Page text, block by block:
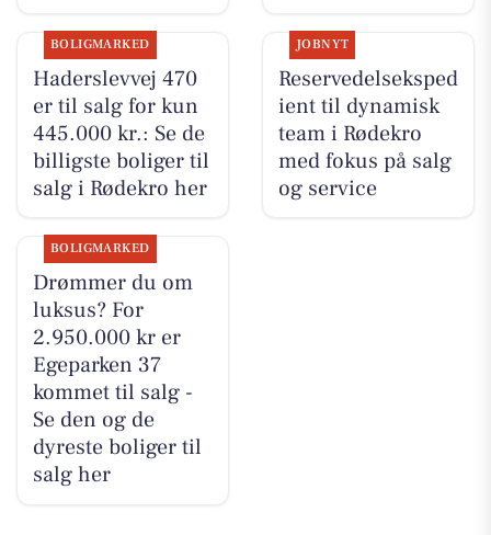
BOLIGMARKED
Haderslevvej 470
er til salg for kun
445.000 kr.: Se de
billigste boliger til
salg i Rødekro her
JOBNYT
Reservedelseksped
ient til dynamisk
team i Rødekro
med fokus på salg
og service
BOLIGMARKED
Drømmer du om
luksus? For
2.950.000 kr er
Egeparken 37
kommet til salg -
Se den og de
dyreste boliger til
salg her